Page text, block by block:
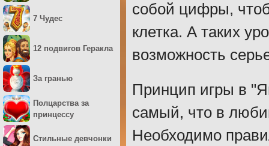
собой цифры,
клетка. А таких
возможность
Принцип игры в
самый, что в
Необходимо
7 Чудес
12 подвигов Геракла
За гранью
Полцарства за
принцессу
Стильные девчонки